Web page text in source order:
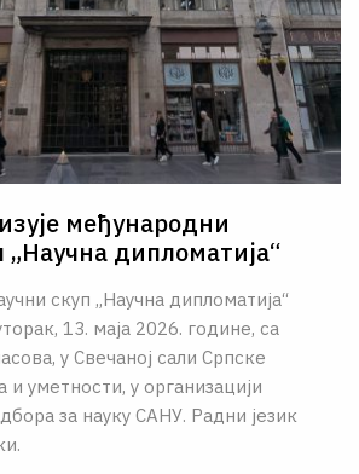
међународни
„Научна дипломатија“
скуп „Научна дипломатија“
13. маја 2026. године, са
у Свечаној сали Српске
и уметности, у организацији
за науку САНУ. Радни језик